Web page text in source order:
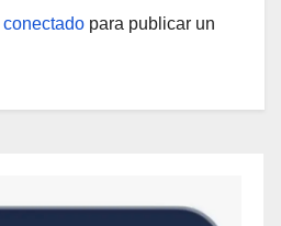
conectado para publicar un